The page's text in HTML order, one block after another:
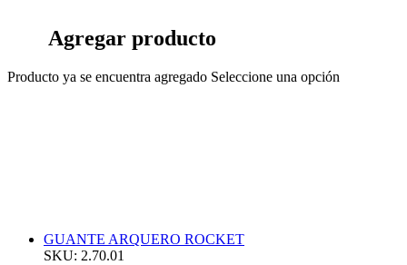
Agregar producto
Producto ya se encuentra agregado Seleccione una opción
GUANTE ARQUERO ROCKET
SKU: 2.70.01